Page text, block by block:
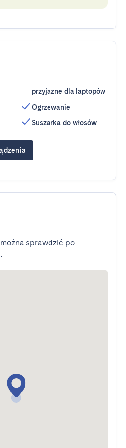
przyjazne dla laptopów
Ogrzewanie
Suszarka do włosów
sprawdzić po